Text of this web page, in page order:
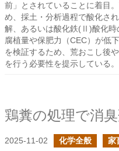
前」とされていることに着目
め、採土・分析過程で酸化さ
解、あるいは酸化鉄(Ⅱ)酸化時
腐植量や保肥力（CEC）が低
を検証するため、荒おこし後
を行う必要性を提示している。
2025-11-02 化学全般 家